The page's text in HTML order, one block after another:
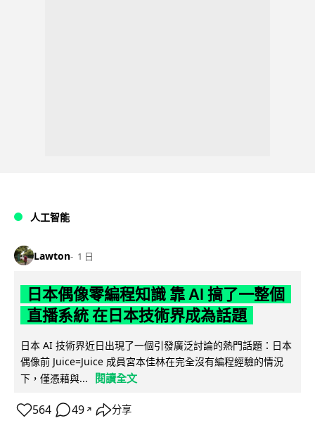
人工智能
Lawton 1 日
日本偶像零編程知識 靠 AI 搞了一整個
直播系統 在日本技術界成為話題
日本 AI 技術界近日出現了一個引發廣泛討論的熱門話題：日本
偶像前 Juice=Juice 成員宮本佳林在完全沒有編程經驗的情況
下，僅憑藉與...
閱讀全文
564 49 ↗ 分享